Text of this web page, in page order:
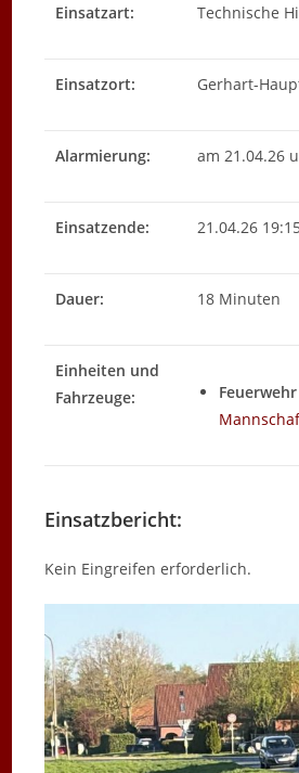
Einsatzart: Technische
Einsatzort: Gerhart-
Alarmierung: am 21.04.26
Einsatzende: 21.04.26
Dauer: 18 Minuten
Einheiten und
Fahrzeuge:
Einsatzbericht:
Kein Eingreifen erforderlich.